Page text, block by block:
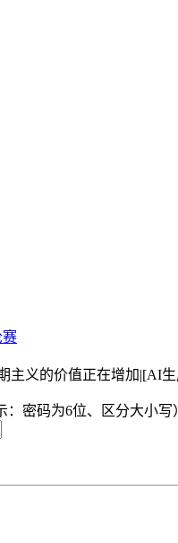
赛
主义的价值正在增加|[AI
密码为6位、区分大小写